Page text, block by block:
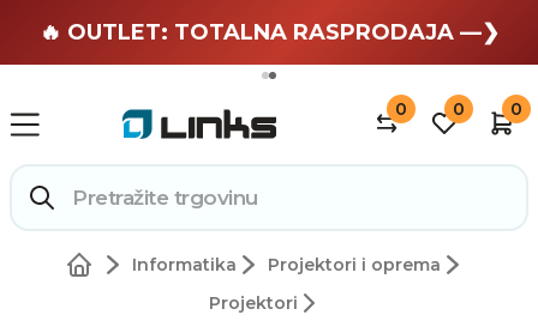
🏄 Zaslužuješ odmor —❯
🔥 OUTLET: TOTALNA RASPRODAJA —❯
0 0 0
Informatika
Projektori i oprema
Projektori